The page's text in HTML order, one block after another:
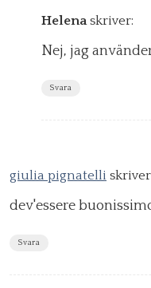
Helena skriver:
Nej, jag
Svara
giulia pignatelli
dev'essere
Svara